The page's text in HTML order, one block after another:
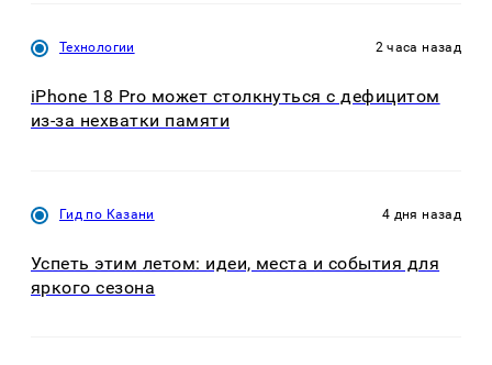
Технологии 2 часа назад
iPhone 18 Pro может столкнуться с дефицитом
из-за нехватки памяти
Гид по Казани 4 дня назад
Успеть этим летом: идеи, места и события для
яркого сезона